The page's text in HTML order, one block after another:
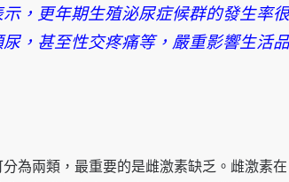
，更年期生殖泌尿症候群的發生率很
，甚至性交疼痛等，嚴重影響生活品
為兩類，最重要的是雌激素缺乏。雌激素在